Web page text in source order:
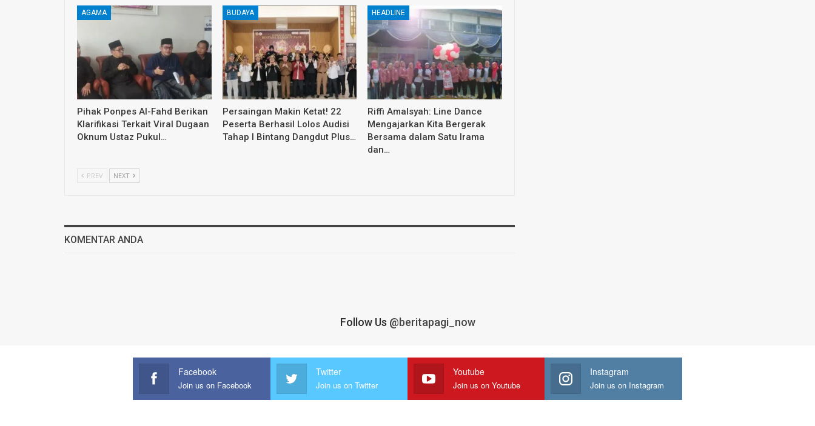
AGAMA
Pihak Ponpes Al-Fahd Berikan
Klarifikasi Terkait Viral Dugaan
Oknum Ustaz Pukul…
BUDAYA
Persaingan Makin Ketat! 22
Peserta Berhasil Lolos Audisi
Tahap I Bintang Dangdut Plus…
HEADLINE
Riffi Amalsyah: Line Dance
Mengajarkan Kita Bergerak
Bersama dalam Satu Irama
dan…
PREV NEXT
KOMENTAR ANDA
Follow Us @beritapagi_now
Facebook
Join us on Facebook
Twitter
Join us on Twitter
Youtube
Join us on Youtube
Instagram
Join us on Instagram